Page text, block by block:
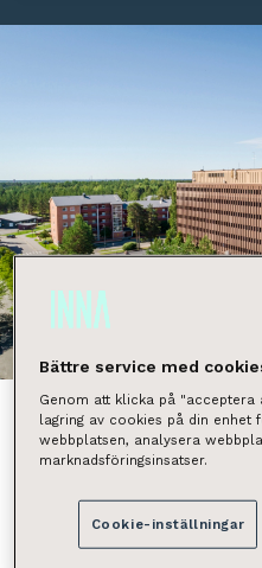
kerroksen työhuoneita (22
m²). Kiinteistö sijaitsee
Bättre service med
Genom att klicka på
lagring av cookies på din enhet
webbplatsen, analysera
marknadsföringsinsatser.
Cookie-inställningar